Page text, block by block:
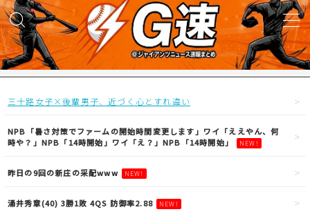
MENU
得点映像
試合結果
議論・雑談
三十路女子×後輩男子、近づく心とすれ違い
NPB「暑さ対策でファームの開始時間変更します」ワイ「ええやん、何
時や？」NPB「14時開始」ワイ「え？」NPB「14時開始」
NEW!
昨日の9回の新庄の采配www NEW!
涌井秀章(40) 3勝1敗 4QS 防御率2.88 NEW!